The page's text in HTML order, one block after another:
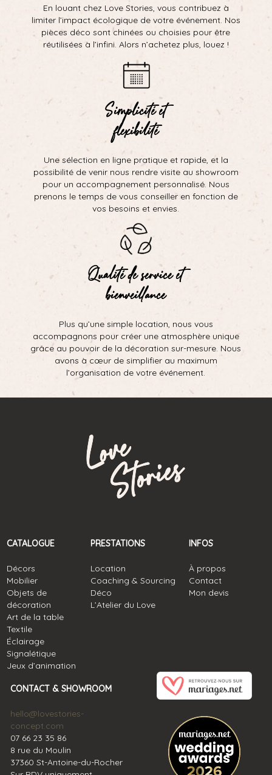
En louant chez Love Stories, vous contribuez à
limiter l’impact écologique de votre événement. Nos
pièces déco sont chinées ou choisies pour être
réutilisées à l’infini. Alors n’achetez plus, louez !
Simplicité et
flexibilité
Une sélection en ligne pratique et rapide, et la
possibilité de venir nous rendre visite au showroom
pour un accompagnement personnalisé. Nous
prenons le temps de vous conseiller en fonction de
vos besoins et envies.
Qualité de service et
bienveillance
Plus qu’une simple location, nous vous
accompagnons pour créer une atmosphère unique
grâce au pouvoir de la décoration sur-mesure. Nous
avons à cœur de simplifier au maximum
l’organisation de votre événement.
CATALOGUE
Décors
Mobilier
Objets de
décoration
Art de la table
Textile
Éclairage
Signalétique
Jeux d’animation
PRESTATIONS
Location
Coaching & Sourcing
Déco
L’Atelier du Love
INFOS
À propos
Contact
Mon devis
CONTACT & SHOWROOM
hello@lovestories-
concept.com
07 66 23 35 86
8 rue du Moulin
37360 St-Antoine-du-Rocher